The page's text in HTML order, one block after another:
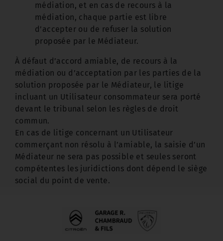
médiation, et en cas de recours à la
médiation, chaque partie est libre
d’accepter ou de refuser la solution
proposée par le Médiateur.
À défaut d’accord amiable, de recours à la
médiation ou d’acceptation par les parties de la
solution proposée par le Médiateur, le litige
incluant un Utilisateur consommateur sera porté
devant le tribunal selon les règles de droit
commun.
En cas de litige concernant un Utilisateur
commerçant non résolu à l’amiable, la saisie d’un
Médiateur ne sera pas possible et seules seront
compétentes les juridictions dont dépend le siège
social du point de vente.